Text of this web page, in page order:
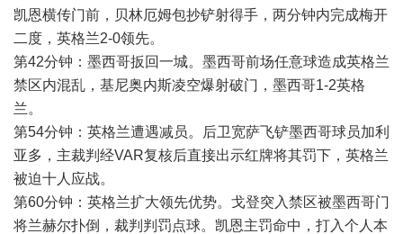
凯恩横传门前，贝林厄姆包抄铲射得手，两分钟内完成梅开
二度，英格兰2-0领先。
第42分钟：墨西哥扳回一城。墨西哥前场任意球造成英格兰
禁区内混乱，基尼奥内斯凌空爆射破门，墨西哥1-2英格
兰。
第54分钟：英格兰遭遇减员。后卫宽萨飞铲墨西哥球员加利
亚多，主裁判经VAR复核后直接出示红牌将其罚下，英格兰
被迫十人应战。
第60分钟：英格兰扩大领先优势。戈登突入禁区被墨西哥门
将兰赫尔扑倒，裁判判罚点球。凯恩主罚命中，打入个人本